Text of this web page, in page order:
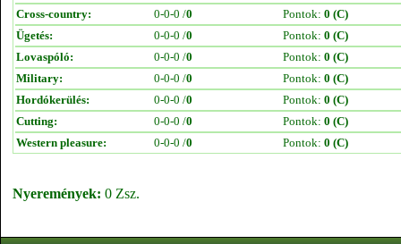
Cross-country:
0-0-0 /0 Pontok: 0 (C)
Ügetés:
0-0-0 /0 Pontok: 0 (C)
Lovaspóló:
0-0-0 /0 Pontok: 0 (C)
Military:
0-0-0 /0 Pontok: 0 (C)
Hordókerülés:
0-0-0 /0 Pontok: 0 (C)
Cutting:
0-0-0 /0 Pontok: 0 (C)
Western pleasure:
0-0-0 /0 Pontok: 0 (C)
Nyeremények: 0 Zsz.